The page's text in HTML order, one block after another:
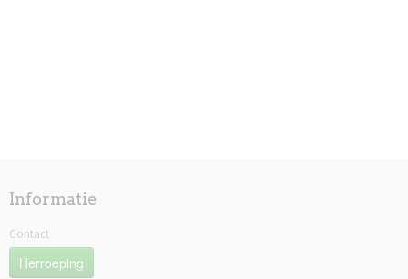
Informatie
Contact
Herroeping